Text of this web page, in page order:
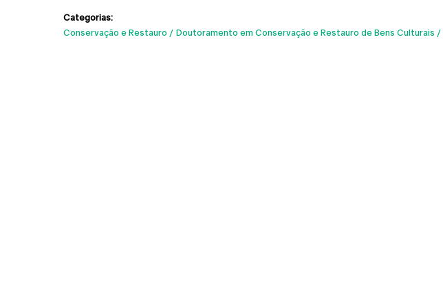
Categorias:
Conservação e Restauro
Doutoramento em Conservação e Restauro de Bens Culturais